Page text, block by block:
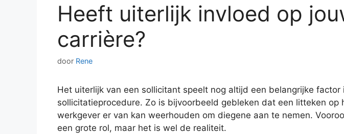
Heeft uiterlijk invloed op
carrière?
door Rene
Het uiterlijk van een sollicitant speelt nog altijd een belangrijke factor
sollicitatieprocedure. Zo is bijvoorbeeld gebleken dat een litteken op
werkgever er van kan weerhouden om diegene aan te nemen.
een grote rol, maar het is wel de realiteit.